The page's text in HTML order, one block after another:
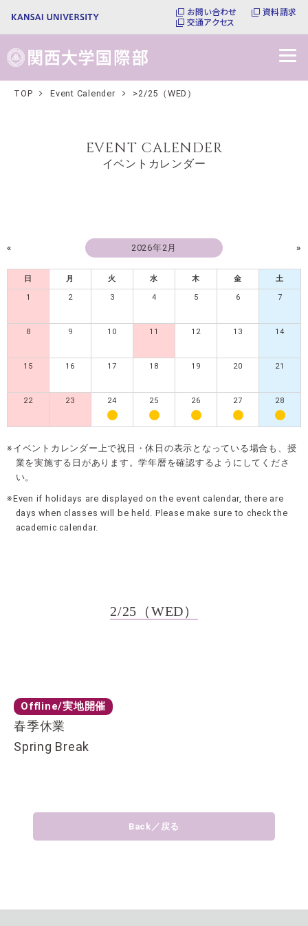
お問い合わせ
資料請求
交通アクセス
TOP Event Calender >2/25（WED）
EVENT CALENDER
イベントカレンダー
2026年2月
« »
日 月 火 水 木 金 土
1 2 3 4 5 6 7
8 9 10 11 12 13 14
15 16 17 18 19 20 21
22 23 24 25 26 27 28
※イベントカレンダー上で祝日・休日の表示となっている場合も、授
業を実施する日があります。学年暦を確認するようにしてくださ
い。
※Even if holidays are displayed on the event calendar, there are
days when classes will be held. Please make sure to check the
academic calendar.
2/25（WED）
Offline/実地開催
春季休業
Spring Break
Back／戻る